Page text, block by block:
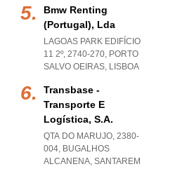
Bmw Renting
(portugal), Lda
LAGOAS PARK EDIFÍCIO
11 2º, 2740-270, PORTO
SALVO OEIRAS, LISBOA
Transbase -
Transporte E
Logística, S.a.
QTA DO MARUJO, 2380-
004, BUGALHOS
ALCANENA, SANTAREM